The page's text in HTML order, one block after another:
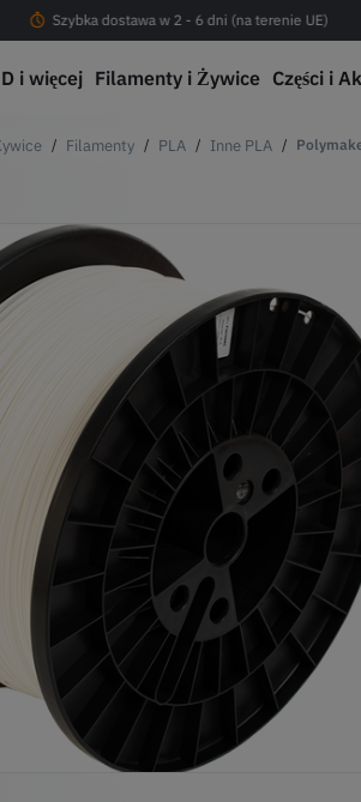
Szybka dostawa w 2 - 6 dni (na terenie UE)
i więcej Filamenty i Żywice Części i
Filamenty PLA Inne PLA